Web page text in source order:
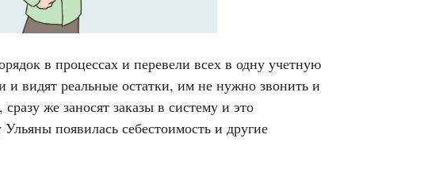
в процессах и перевели всех в одну учетную
и видят реальные остатки, им не нужно звонить и
же заносят заказы в систему и это
появилась себестоимость и другие